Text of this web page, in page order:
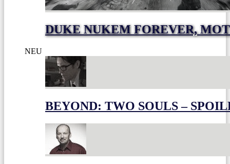
DUKE NUKEM FOREVER,
NEU
BEYOND: TWO SOULS –